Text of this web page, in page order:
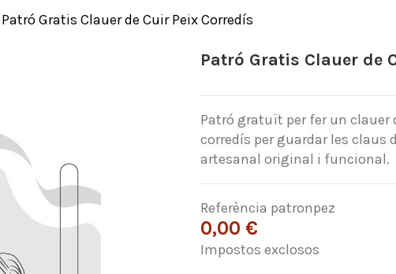
Patró Gratis Clauer de Cuir Peix Corredís
Patró Gratis Clauer de
Patró gratuït per fer un clauer
corredís per guardar les claus
artesanal original i funcional.
Referència patronpez
0,00 €
Impostos exclosos